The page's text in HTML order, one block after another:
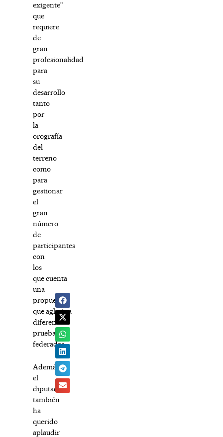
exigente”
que
requiere
de
gran
profesionalidad
para
su
desarrollo
tanto
por
la
orografía
del
terreno
como
para
gestionar
el
gran
número
de
participantes
con
los
que cuenta
una
propuesta
que aglutina
diferentes
pruebas
federadas.
Además,
el
diputado
también
ha
querido
aplaudir